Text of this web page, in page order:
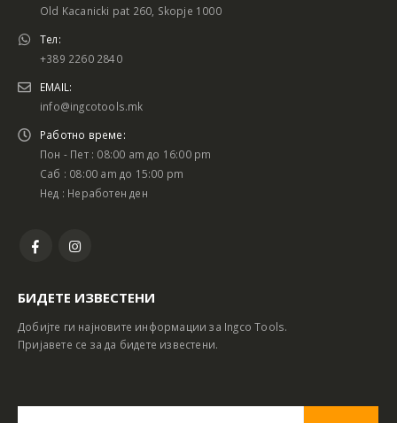
Old Kacanicki pat 260, Skopje 1000
Тел:
+389 2260 2840
EMAIL:
info@ingcotools.mk
Работно време:
Пон - Пет : 08:00 am до 16:00 pm
Саб : 08:00 am до 15:00 pm
Нед : Неработен ден
БИДЕТЕ ИЗВЕСТЕНИ
Добијте ги најновите информации за Ingco Tools.
Пријавете се за да бидете известени.